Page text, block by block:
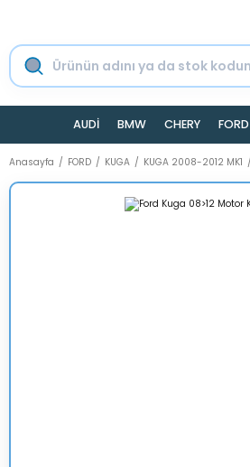
AUDİ BMW CHERY FORD
Anasayfa FORD KUGA KUGA 2008-2012 MK1